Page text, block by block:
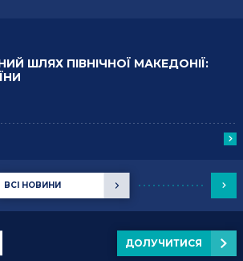
ВСІ НОВИНИ
ШЛЯХ ПІВНІЧНОЇ МАКЕДОНІЇ:
ДОЛУЧИТИСЯ